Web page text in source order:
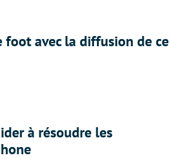
foot avec la diffusion de ce
à résoudre les